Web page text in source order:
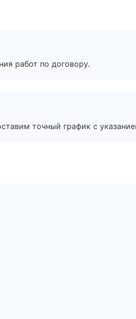
работ по договору.
точный график с